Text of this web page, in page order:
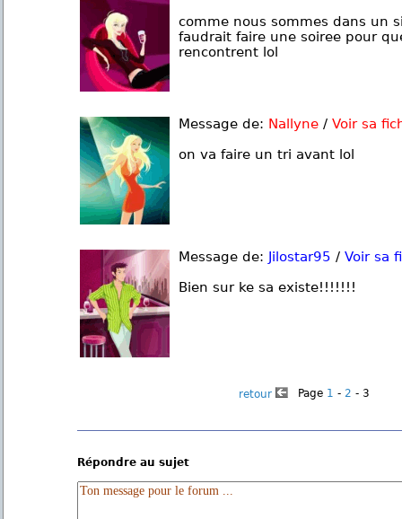
comme nous sommes dans un
faudrait faire une soiree pour
rencontrent lol
Message de: Nallyne / Voir sa
on va faire un tri avant lol
Message de: Jilostar95 / Voir sa
Bien sur ke sa existe!!!!!!!
retour Page 1 - 2 - 3
Répondre au sujet